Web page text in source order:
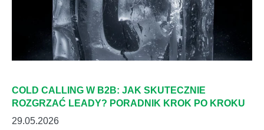
COLD CALLING W B2B: JAK SKUTECZNIE
ROZGRZAĆ LEADY? PORADNIK KROK PO KROKU
29.05.2026